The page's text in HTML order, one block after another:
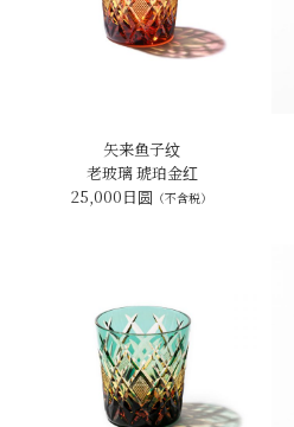
矢来鱼子纹
老玻璃 琥珀金红
25,000日圆 （不含税）